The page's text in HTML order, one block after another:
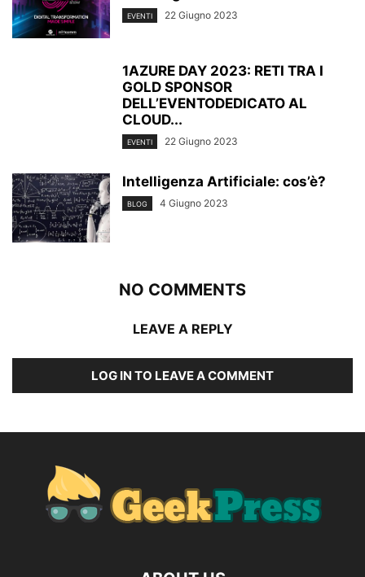
EVENTI 22 Giugno 2023
1AZURE DAY 2023: RETI TRA I
GOLD SPONSOR
DELL’EVENTODEDICATO AL
CLOUD...
EVENTI 22 Giugno 2023
Intelligenza Artificiale: cos’è?
BLOG 4 Giugno 2023
NO COMMENTS
LEAVE A REPLY
LOG IN TO LEAVE A COMMENT